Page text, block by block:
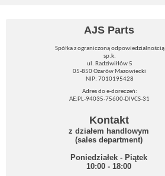
AJS Parts
Spółka z ograniczoną odpowiedzialnością
sp.k.
ul. Radziwiłłów 5
05-850 Ożarów Mazowiecki
NIP: 7010195428
Adres do e-doreczeń:
AE:PL-94035-75600-DIVCS-31
Kontakt
z działem handlowym
(sales department)
Poniedziałek - Piątek
10:00 - 18:00